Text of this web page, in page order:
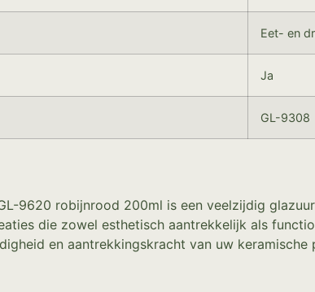
Eet- en
Ja
GL-9308
9620 robijnrood 200ml is een veelzijdig
die zowel esthetisch aantrekkelijk als
en aantrekkingskracht van uw keramische